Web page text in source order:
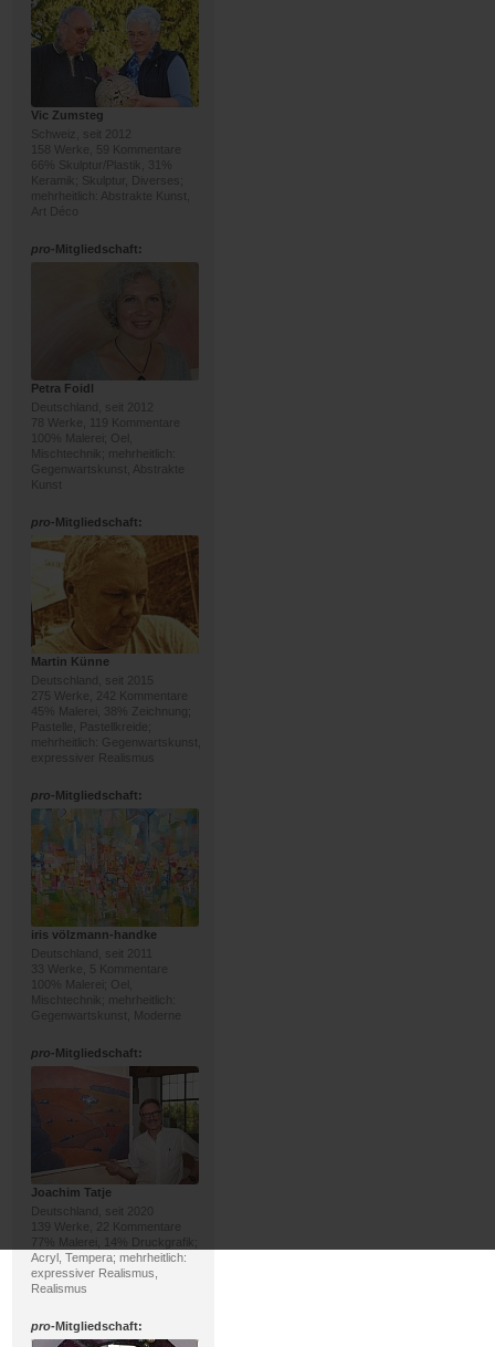
Vic Zumsteg
Schweiz, seit 2012
158 Werke, 59 Kommentare
66% Skulptur/Plastik, 31%
Keramik; Skulptur, Diverses;
mehrheitlich: Abstrakte Kunst,
Art Déco
pro-Mitgliedschaft:
Petra Foidl
Deutschland, seit 2012
78 Werke, 119 Kommentare
100% Malerei; Oel,
Mischtechnik; mehrheitlich:
Gegenwartskunst, Abstrakte
Kunst
pro-Mitgliedschaft:
Martin Künne
Deutschland, seit 2015
275 Werke, 242 Kommentare
45% Malerei, 38% Zeichnung;
Pastelle, Pastellkreide;
mehrheitlich: Gegenwartskunst,
expressiver Realismus
pro-Mitgliedschaft:
iris völzmann-handke
Deutschland, seit 2011
33 Werke, 5 Kommentare
100% Malerei; Oel,
Mischtechnik; mehrheitlich:
Gegenwartskunst, Moderne
pro-Mitgliedschaft:
Joachim Tatje
Deutschland, seit 2020
139 Werke, 22 Kommentare
77% Malerei, 14% Druckgrafik;
Acryl, Tempera; mehrheitlich:
expressiver Realismus,
Realismus
pro-Mitgliedschaft: